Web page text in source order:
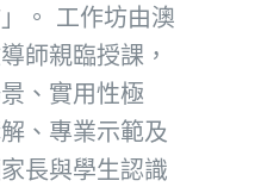
。 工作坊由澳
師親臨授課，
、實用性極
、專業示範及
長與學生認識